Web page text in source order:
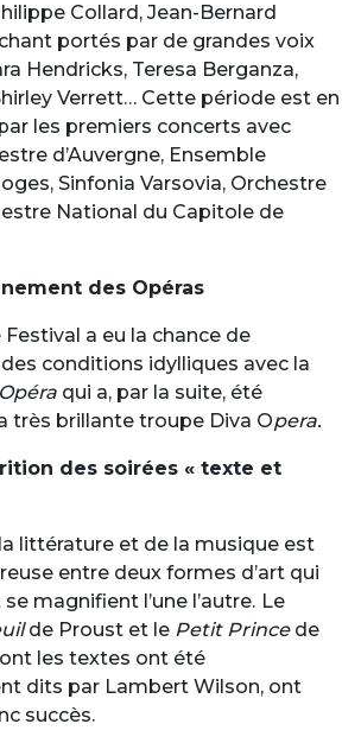
Collard, Jean-Bernard
portés par de grandes voix
Hendricks, Teresa Berganza,
Verrett… Cette période est en
les premiers concerts avec
d’Auvergne, Ensemble
Sinfonia Varsovia, Orchestre
National du Capitole de
des Opéras
Festival a eu la chance de
conditions idylliques avec la
qui a, par la suite, été
très brillante troupe Diva Opera.
des soirées « texte et
la littérature et de la musique est
entre deux formes d’art qui
magnifient l’une l’autre. Le
de Proust et le Petit Princede
les textes ont été
dits par Lambert Wilson, ont
succès.